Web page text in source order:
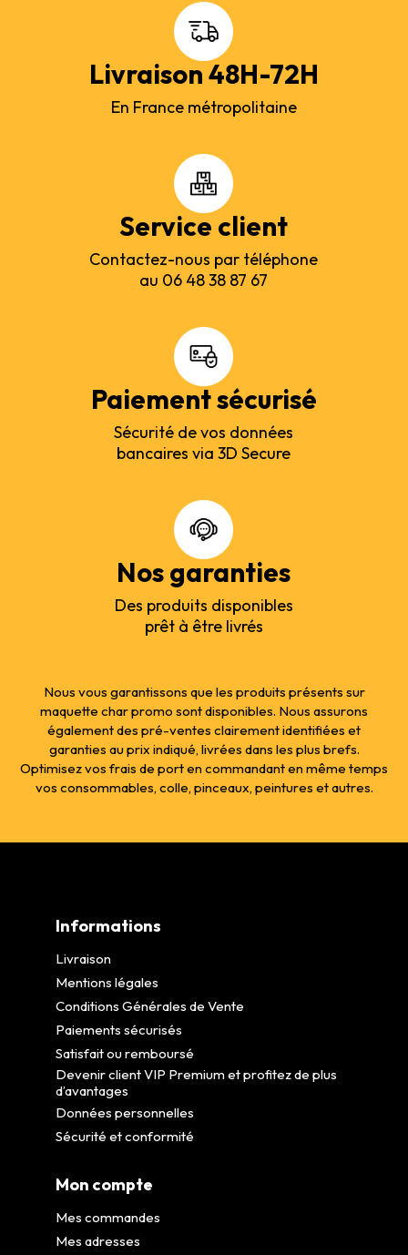
Livraison 48H-72H
En France métropolitaine
Service client
Contactez-nous par téléphone
au 06 48 38 87 67
Paiement sécurisé
Sécurité de vos données
bancaires via 3D Secure
Nos garanties
Des produits disponibles
prêt à être livrés
Nous vous garantissons que les produits présents sur
maquette char promo sont disponibles. Nous assurons
également des pré-ventes clairement identifiées et
garanties au prix indiqué, livrées dans les plus brefs.
Optimisez vos frais de port en commandant en même temps
vos consommables, colle, pinceaux, peintures et autres.
Informations
Livraison
Mentions légales
Conditions Générales de Vente
Paiements sécurisés
Satisfait ou remboursé
Devenir client VIP Premium et profitez de plus
d’avantages
Données personnelles
Sécurité et conformité
Mon compte
Mes commandes
Mes adresses